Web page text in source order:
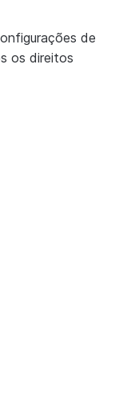
de
os direitos